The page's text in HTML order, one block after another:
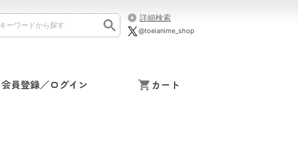
詳細検索
@toeianime_shop
会員登録／ログイン カート